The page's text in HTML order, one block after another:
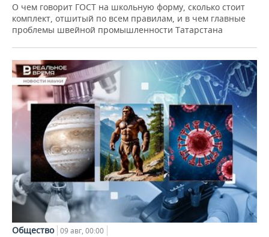
О чем говорит ГОСТ на школьную форму, сколько стоит
комплект, отшитый по всем правилам, и в чем главные
проблемы швейной промышленности Татарстана
Общество 09 авг, 00:00